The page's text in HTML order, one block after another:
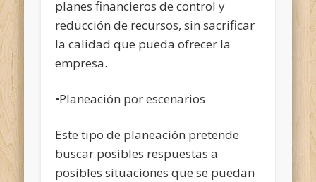
planes financieros de control y
reducción de recursos, sin sacrificar
la calidad que pueda ofrecer la
empresa.
•Planeación por escenarios
Este tipo de planeación pretende
buscar posibles respuestas a
posibles situaciones que se puedan